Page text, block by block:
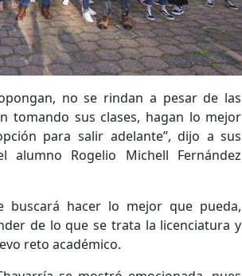
no se rindan a pesar de las
tomando sus clases, hagan lo mejor
para salir adelante”, dijo a sus
alumno Rogelio Michell Fernández
buscará hacer lo mejor que pueda,
de lo que se trata la licenciatura y
reto académico.